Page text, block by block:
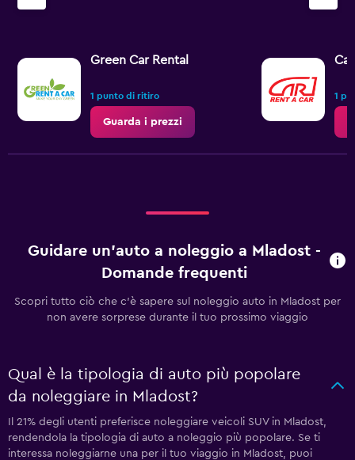
Green Car Rental
1 punto di ritiro
Guarda i prezzi
Car
1
Guidare un'auto a noleggio a Mladost -
Domande frequenti
Scopri tutto ciò che c'è sapere sul noleggio auto in Mladost per
non avere sorprese durante il tuo prossimo viaggio
Qual è la tipologia di auto più popolare
da noleggiare in Mladost?
Il 21% degli utenti preferisce noleggiare veicoli SUV in Mladost,
rendendola la tipologia di auto a noleggio più popolare. Se ti
interessa noleggiarne una per il tuo viaggio in Mladost, puoi